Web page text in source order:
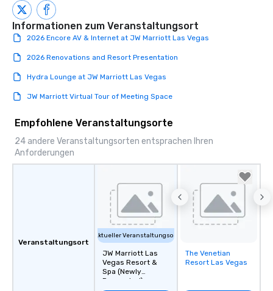
Informationen zum Veranstaltungsort
2026 Encore AV & Internet at JW Marriott Las Vegas
2026 Renovations and Resort Presentation
Hydra Lounge at JW Marriott Las Vegas
JW Marriott Virtual Tour of Meeting Space
Empfohlene Veranstaltungsorte
24 andere Veranstaltungsorten entsprachen Ihren
Anforderungen
Veranstaltungsort
Aktueller Veranstaltungsort
JW Marriott Las
Vegas Resort &
Spa (Newly
Renovated)
Removed from
favorites
The Venetian
Resort Las Vegas